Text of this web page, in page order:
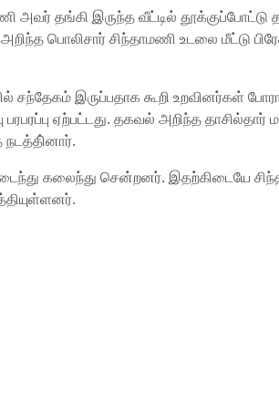
அவர் தங்கி இருந்த வீட்டில்
பொலிசார் சிந்தாமணி உடலை மீட்டு
சந்தேகம் இருப்பதாக கூறி உறவினர்கள்
ஏற்பட்டது. தகவல் அறிந்த
நடத்தி்னார்.
கலைந்து சென்றனர். இதற்கிடையே